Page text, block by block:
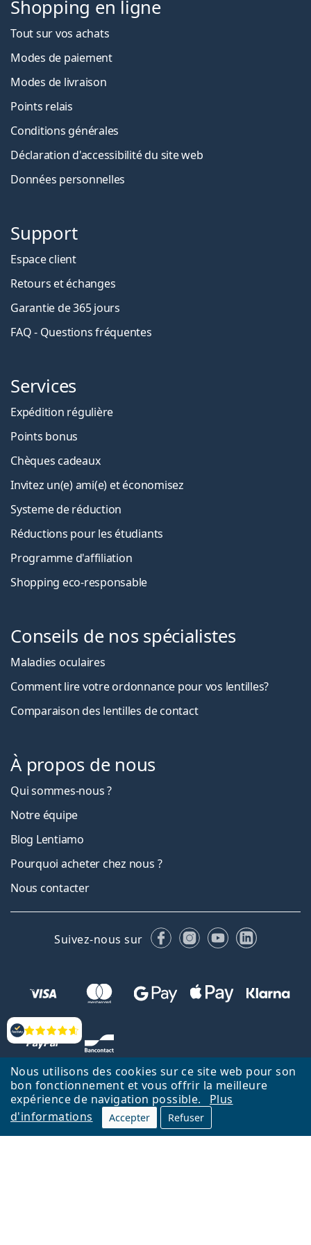
Nous utilisons des cookies sur ce site web pour son
bon fonctionnement et vous offrir la meilleure
expérience de navigation possible.
Plus
d'informations
Accepter Refuser
Évaluation
Shopping en ligne
Tout sur vos achats
Modes de paiement
Modes de livraison
Points relais
Conditions générales
Déclaration d'accessibilité du site web
Données personnelles
Support
Espace client
Retours et échanges
Garantie de 365 jours
FAQ - Questions fréquentes
Services
Expédition régulière
Points bonus
Chèques cadeaux
Invitez un(e) ami(e) et économisez
Systeme de réduction
Réductions pour les étudiants
Programme d'affiliation
Shopping eco-responsable
Conseils de nos spécialistes
Maladies oculaires
Comment lire votre ordonnance pour vos lentilles?
Comparaison des lentilles de contact
À propos de nous
Qui sommes-nous ?
Notre équipe
Blog Lentiamo
Pourquoi acheter chez nous ?
Nous contacter
Suivez-nous sur FacebookInstagram
YouTubeLinkedIn
Retour à la page d'accueil Haut
Nederlands